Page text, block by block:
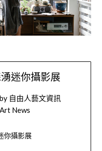
迷你攝影展
by 自由人藝文資訊
News
你攝影展